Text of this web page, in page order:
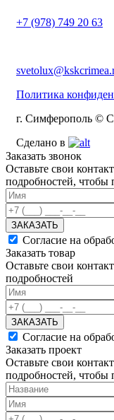
+7 (978) 749 20 63
Политика
г. Симферополь ©
Сделано в
Заказать звонок
Оставьте свои
подробностей, чтобы
ЗАКАЗАТЬ
Согласие на
Заказать товар
Оставьте свои
подробностей
ЗАКАЗАТЬ
Согласие на
Заказать проект
Оставьте свои
подробностей, чтобы